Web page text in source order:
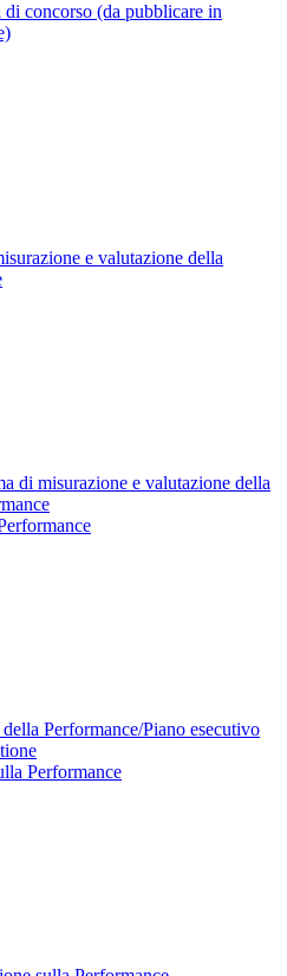
di concorso (da pubblicare in
e valutazione della
di misurazione e valutazione della
Performance/Piano esecutivo
Performance